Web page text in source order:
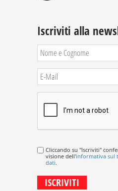
Iscriviti alla
Cliccando su "Iscriviti"
visione dell'informativa sul
dati.